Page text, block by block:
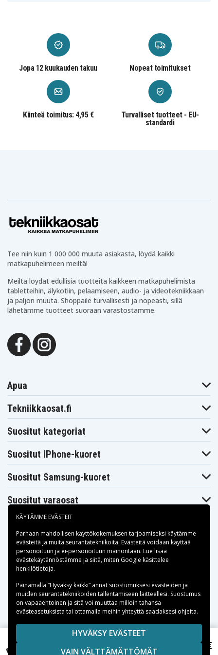
Lenovo Thinkpad X140e, 11.1V, 4400 mAh 42,90 €
Jopa 12 kuukauden takuu Nopeat toimitukset
Kiinteä toimitus: 4,95 €
Turvalliset tuotteet - EU-
standardi
Tee niin kuin 1 000 000 muuta asiakasta, löydä kaikki
matkapuhelimeen meiltä!
Meiltä löydät edullisia tuotteita kaikkeen matkapuhelimista
tabletteihin, älykotiin, pelaamiseen, audio- ja videotekniikkaan
ja paljon muuta. Shoppaile turvallisesti ja nopeasti, sillä
lähetämme tuotteet suoraan varastostamme.
Apua
Tekniikkaosat.fi
Suositut kategoriat
Suositut iPhone-kuoret
Suositut Samsung-kuoret
Suositut varaosat
Maksuvaihtoehdot
Toimitusvaihtoehdot
Copyright © 2026, Spares Nordic AB
SIVULLA MAINITUT TAVARAMERKIT OVAT OMISTAJIENSA
OMAISUUTTA.
KÄYTÄMME EVÄSTEIT
Parhaan mahdollisen käyttökokemuksen tarjoamiseksi käytämme
evästeitä ja muita seurantatekniikoita. Evästeitä voidaan käyttää
personoituun ja ei-personoituun mainontaan. Lue lisää
evästekäytännöstämme ja siitä, miten Google käsittelee
henkilötietoja.
Painamalla ”Hyväksy kaikki” annat suostumuksesi evästeiden ja
muiden seurantatekniikoiden tallentamiseen laitteellesi. Suostumus
on vapaaehtoinen ja sitä voi muuttaa milloin tahansa
evästeasetuksista tai ottamalla meihin yhteyttä saadaksesi ohjeita.
HYVÄKSY EVÄSTEET
VAIN VÄLTTÄMÄTTÖMÄT